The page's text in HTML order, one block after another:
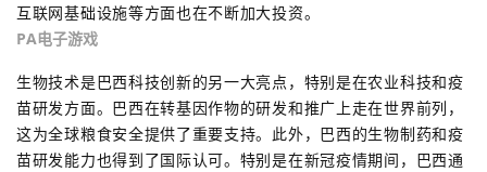
互联网基础设施等方面也在不断加大投资。
PA电子游戏
生物技术是巴西科技创新的另一大亮点，特别是在农业科技和疫
苗研发方面。巴西在转基因作物的研发和推广上走在世界前列，
这为全球粮食安全提供了重要支持。此外，巴西的生物制药和疫
苗研发能力也得到了国际认可。特别是在新冠疫情期间，巴西通